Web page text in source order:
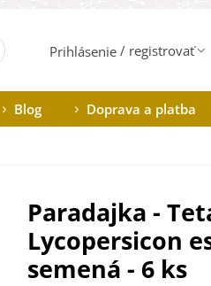
Prihlásenie
Blog Doprava a platba
Paradajka -
Lycopersicon
semená - 6 ks